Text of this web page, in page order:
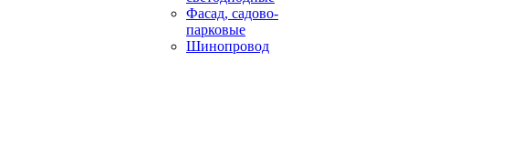
Фасад, садово-
парковые
Шинопровод